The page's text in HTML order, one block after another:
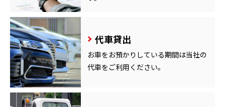
代車貸出
お車をお預かりしている期間は当社の
代車をご利用ください。